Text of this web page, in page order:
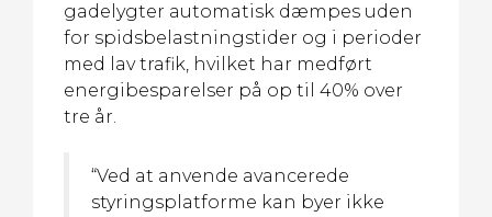
gadelygter automatisk dæmpes uden
for spidsbelastningstider og i perioder
med lav trafik, hvilket har medført
energibesparelser på op til 40% over
tre år.
“Ved at anvende avancerede
styringsplatforme kan byer ikke